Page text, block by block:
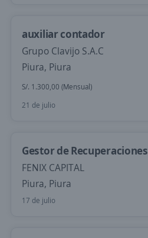
auxiliar contador
Grupo Clavijo S.A.C
Piura, Piura
S/. 1.300,00 (Mensual)
21 de julio
Gestor de Recuperaciones
FENIX CAPITAL
Piura, Piura
17 de julio